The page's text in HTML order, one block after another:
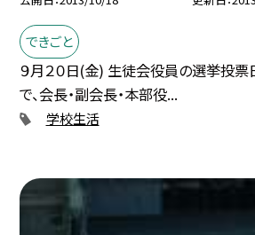
できごと
９月２０日(金) 生徒会役員の選挙投票
で、会長・副会長・本部役...
学校生活